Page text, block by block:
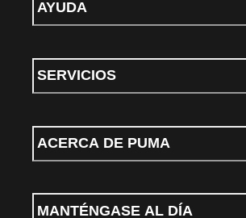
AYUDA
SERVICIOS
ACERCA DE PUMA
MANTÉNGASE AL DÍA